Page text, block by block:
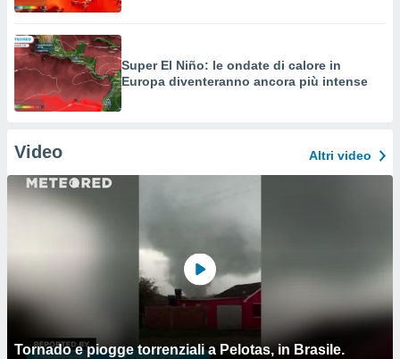
Super El Niño: le ondate di calore in
Europa diventeranno ancora più intense
Video Altri video
Tornado e piogge torrenziali a Pelotas, in Brasile.